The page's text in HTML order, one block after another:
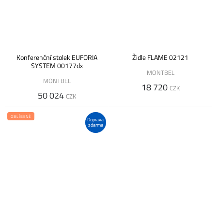
Konferenční stolek EUFORIA
SYSTEM 00177dx
MONTBEL
50 024 CZK
Židle FLAME 02121
MONTBEL
18 720 CZK
Doprava
zdarma
OBLÍBENÉ